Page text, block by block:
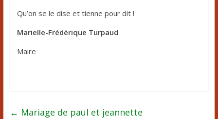
Qu’on se le dise et tienne pour dit !
Marielle-Frédérique Turpaud
Maire
← Mariage de paul et jeannette